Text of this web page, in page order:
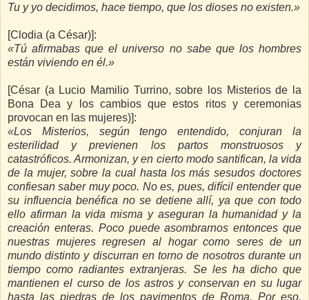
Tu y yo decidimos, hace tiempo, que los dioses no existen.»
[Clodia (a César)]:
«Tú afirmabas que el universo no sabe que los hombres
están viviendo en él.»
[César (a Lucio Mamilio Turrino, sobre los Misterios de la
Bona Dea y los cambios que estos ritos y ceremonias
provocan en las mujeres)]:
«Los Misterios, según tengo entendido, conjuran la
esterilidad y previenen los partos monstruosos y
catastróficos. Armonizan, y en cierto modo santifican, la vida
de la mujer, sobre la cual hasta los más sesudos doctores
confiesan saber muy poco. No es, pues, difícil entender que
su influencia benéfica no se detiene allí, ya que con todo
ello afirman la vida misma y aseguran la humanidad y la
creación enteras. Poco puede asombrarnos entonces que
nuestras mujeres regresen al hogar como seres de un
mundo distinto y discurran en torno de nosotros durante un
tiempo como radiantes extranjeras. Se les ha dicho que
mantienen el curso de los astros y conservan en su lugar
hasta las piedras de los pavimentos de Roma. Por eso,